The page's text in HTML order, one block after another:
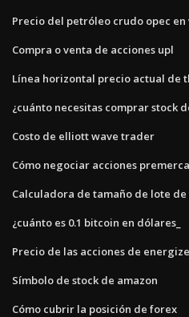
Precio del petróleo crudo opec en
Compra o venta de acciones upl
Línea horizontal precio actual de
¿cuánto necesitas comprar stock
Costo de elliott wave trader
Cómo negociar acciones
Calculadora de tamaño de lote
¿cuánto es 0.1 bitcoin en dólares_
Precio de las acciones de
Símbolo de stock de amazon
Cómo cubrir la posición de forex